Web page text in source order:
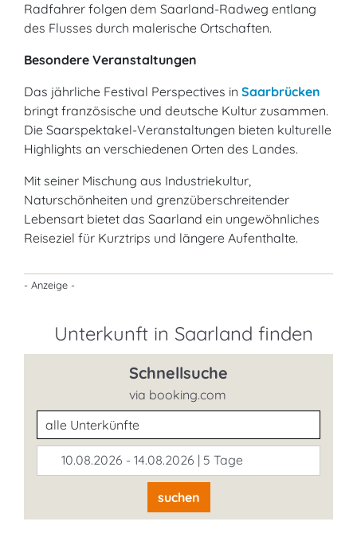
Radfahrer folgen dem Saarland-Radweg entlang
des Flusses durch malerische Ortschaften.
Besondere Veranstaltungen
Das jährliche Festival Perspectives in Saarbrücken
bringt französische und deutsche Kultur zusammen.
Die Saarspektakel-Veranstaltungen bieten kulturelle
Highlights an verschiedenen Orten des Landes.
Mit seiner Mischung aus Industriekultur,
Naturschönheiten und grenzüberschreitender
Lebensart bietet das Saarland ein ungewöhnliches
Reiseziel für Kurztrips und längere Aufenthalte.
- Anzeige -
Unterkunft in Saarland finden
Schnellsuche
via booking.com
Unterkunftsart
10.08.2026 - 14.08.2026 | 5 Tage
suchen